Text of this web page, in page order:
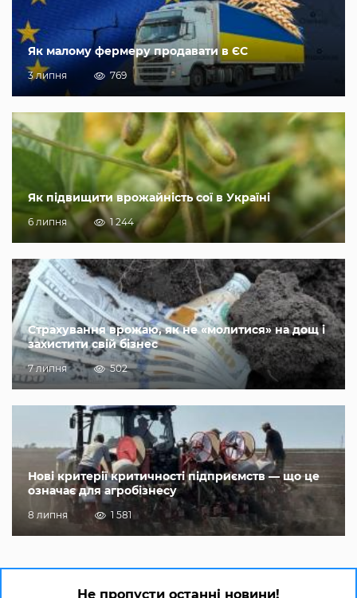
Як малому фермеру продавати в ЄС
3 липня 769
Як підвищити врожайність сої в Україні
6 липня 1 244
Страхування врожаю, як не «молитися» на дощ і
захистити свій бізнес
7 липня 502
Нові критерії критичності підприємств — що це
означає для агробізнесу
8 липня 1 581
Не пропусти останні новини!